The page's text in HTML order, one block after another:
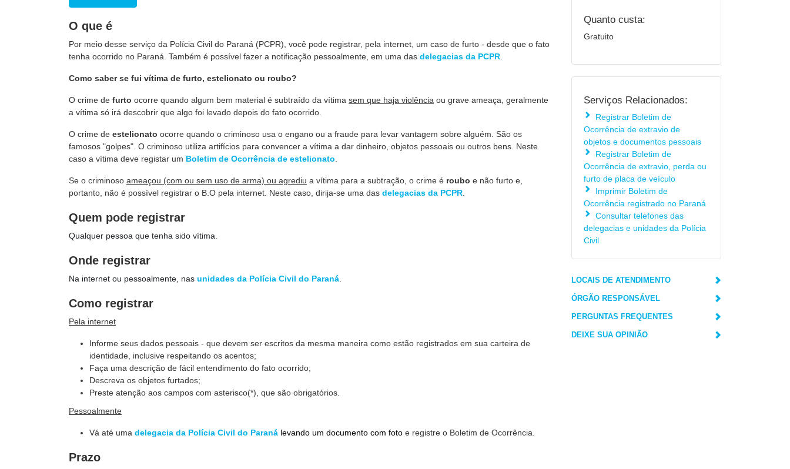
O que é
Por meio desse serviço da Polícia Civil do Paraná (PCPR), você pode registrar, pela internet, um caso de furto - desde que o fato
tenha ocorrido no Paraná. Também é possível fazer a notificação pessoalmente, em uma das delegacias da PCPR
Como saber se fui vítima de furto, estelionato ou roubo?
O crime de furto ocorre quando algum bem material é subtraído da vítima sem que haja violência ou grave ameaça, geralmente
a vítima só irá descobrir que algo foi levado depois do fato ocorrido.
O crime de estelionato ocorre quando o criminoso usa o engano ou a fraude para levar vantagem sobre alguém. São os
famosos "golpes". O criminoso utiliza artifícios para convencer a vítima a dar dinheiro, objetos pessoais ou outros bens. Neste
caso a vítima deve registar um Boletim de Ocorrência de estelionato
Se o criminoso ameaçou (com ou sem uso de arma) ou agrediu a vítima para a subtração, o crime é roubo e não furto e,
portanto, não é possível registrar o B.O pela internet. Neste caso, dirija-se uma das delegacias da PCPR
Quem pode registrar
Qualquer pessoa que tenha sido vítima.
Onde registrar
Na internet ou pessoalmente, nas unidades da Polícia Civil do Paraná
Como registrar
Pela internet
Informe seus dados pessoais - que devem ser escritos da mesma maneira como estão registrados em sua carteira de
identidade, inclusive respeitando os acentos;
Faça uma descrição de fácil entendimento do fato ocorrido;
Descreva os objetos furtados;
Preste atenção aos campos com asterisco(*), que são obrigatórios.
Pessoalmente
Vá até uma delegacia da Polícia Civil do Paraná levando um documento com foto e registre o Boletim de Ocorrência.
Prazo
Quanto custa:
Gratuito
Serviços Relacionados:
Registrar Boletim de
Ocorrência de extravio de
objetos e documentos pessoais
Registrar Boletim de
Ocorrência de extravio, perda ou
furto de placa de veículo
Imprimir Boletim de
Ocorrência registrado no Paraná
Consultar telefones das
delegacias e unidades da Polícia
Civil
LOCAIS DE ATENDIMENTO
ÓRGÃO RESPONSÁVEL
PERGUNTAS FREQUENTES
DEIXE SUA OPINIÃO